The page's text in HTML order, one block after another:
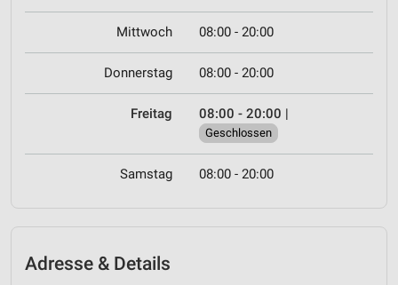
Mittwoch 08:00 - 20:00
Donnerstag 08:00 - 20:00
Freitag 08:00 - 20:00 |
Geschlossen
Samstag 08:00 - 20:00
Adresse & Details